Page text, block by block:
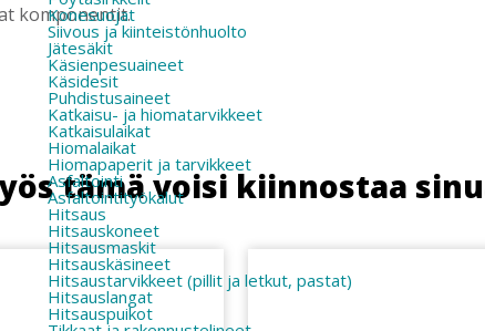
Konesuojat
Siivous ja kiinteistönhuolto
Jätesäkit
Käsienpesuaineet
Käsidesit
Puhdistusaineet
Katkaisu- ja hiomatarvikkeet
Katkaisulaikat
Hiomalaikat
Hiomapaperit ja tarvikkeet
Asfaltointi
Asfaltointityökalut
Hitsaus
Hitsauskoneet
Hitsausmaskit
Hitsauskäsineet
Hitsaustarvikkeet (pillit ja letkut, pastat)
Hitsauslangat
Hitsauspuikot
komponentit.
tämä voisi kiinnostaa